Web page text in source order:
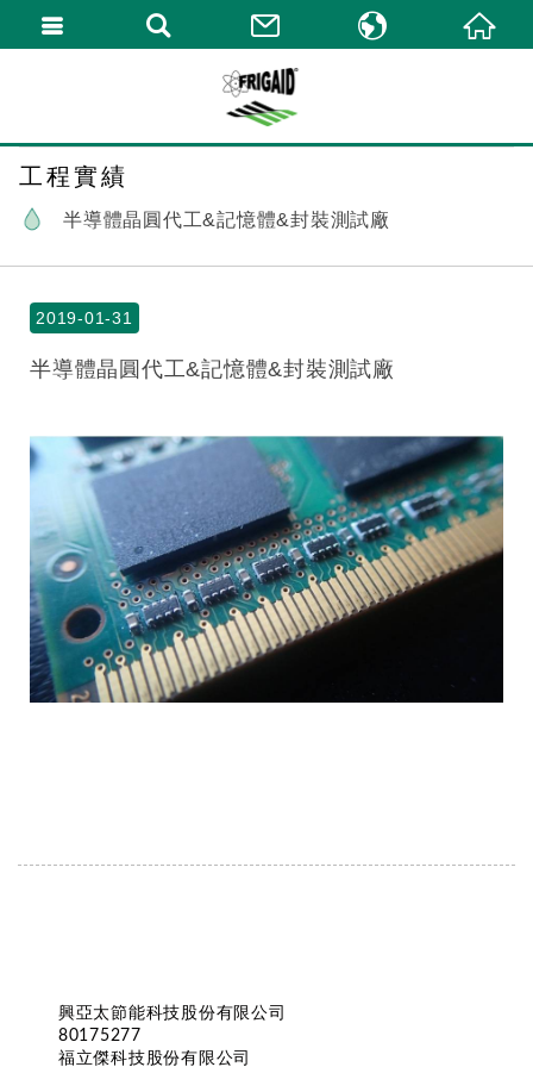
工程實績
半導體晶圓代工&記憶體&封裝測試廠
2019-01-31
半導體晶圓代工&記憶體&封裝測試廠
興亞太節能科技股份有限公司
80175277
福立傑科技股份有限公司
繁體中文
English